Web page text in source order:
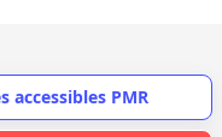
PMR